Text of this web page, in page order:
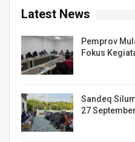
Latest News
Pemprov
Fokus
Sandeq
27